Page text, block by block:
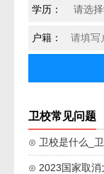
学历：
户籍：
卫校常见问题
⊙ 卫校是什么_
⊙ 2023国家取消